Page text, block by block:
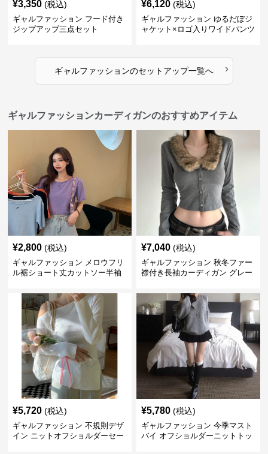
¥3,350 (税込)
ギャルファッション フード付き
ジップアップ三点セット
¥6,120 (税込)
ギャルファッション ゆるだぼジ
ャケット×ロゴ入りワイドパンツ
ギャルファッションのセットアップ一覧へ ›
ギャルファッションカーディガンのおすすめアイテム
¥2,800 (税込)
ギャルファッション メロウフリ
ル裾ショート丈カットソー半袖
¥7,040 (税込)
ギャルファッション 秋冬ファー
襟付き長袖カーディガン グレー
¥5,720 (税込)
ギャルファッション 不規則デザ
イン ニットオフショルダーセー
¥5,780 (税込)
ギャルファッション 今季マスト
バイ オフショルダーニットトッ